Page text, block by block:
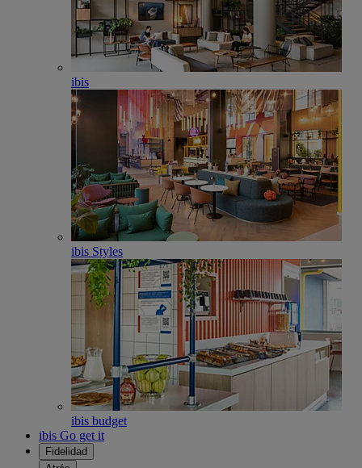
ibis
ibis Styles
ibis budget
ibis Go get it
Fidelidad